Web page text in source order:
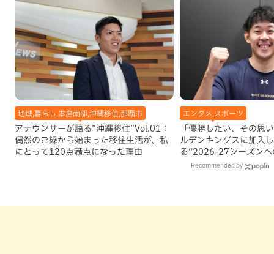
地域,暮らし,本島南部,沖縄移住,那覇市
アナウンサーが語る”沖縄移住”Vol.01：
偶然のご縁から始まった移住生活が、私
にとって120点満点になった理由
エンタメ,スポーツ
「優勝したい、その思
ルデンキングスに加入
る“2026-27シーズンへ
Recommended by